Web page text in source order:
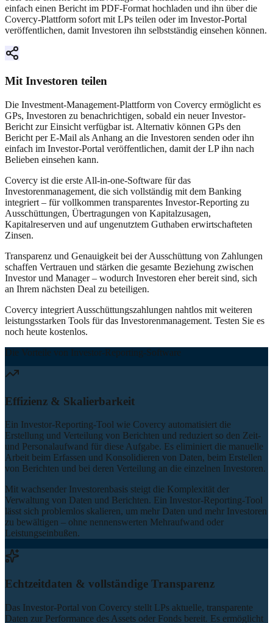
einfach einen Bericht im PDF-Format hochladen und ihn über die
Covercy-Plattform sofort mit LPs teilen oder im Investor-Portal
veröffentlichen, damit Investoren ihn selbstständig einsehen können.
Mit Investoren teilen
Die Investment-Management-Plattform von Covercy ermöglicht es
GPs, Investoren zu benachrichtigen, sobald ein neuer Investor-
Bericht zur Einsicht verfügbar ist. Alternativ können GPs den
Bericht per E-Mail als Anhang an die Investoren senden oder ihn
einfach im Investor-Portal veröffentlichen, damit der LP ihn nach
Belieben einsehen kann.
Covercy ist die erste All-in-one-Software für das
Investorenmanagement, die sich vollständig mit dem Banking
integriert – für vollkommen transparentes Investor-Reporting zu
Ausschüttungen, Übertragungen von Kapitalzusagen,
Kapitalreserven und auf ungenutztem Guthaben erwirtschafteten
Zinsen.
Transparenz und Genauigkeit bei der Ausschüttung von Zahlungen
schaffen Vertrauen und stärken die gesamte Beziehung zwischen
Investor und Manager – wodurch Investoren eher bereit sind, sich
an Ihrem nächsten Deal zu beteiligen.
Covercy integriert Ausschüttungszahlungen nahtlos mit weiteren
leistungsstarken Tools für das Investorenmanagement. Testen Sie es
noch heute kostenlos.
Die Vorteile von Investor-Reporting-Software
Effizienz & Skalierbarkeit
Ein Investor-Reporting-Tool wie Covercy automatisiert die
Erstellung und Verteilung von Berichten und reduziert so den Zeit-
und Personalaufwand für diese Aufgabe. Es eliminiert die manuelle
Arbeit beim Erfassen und Konsolidieren von Daten, beim Erstellen
von Berichten und bei deren Verteilung an die einzelnen Investoren.
Mit wachsender Investorenbasis steigt die Komplexität der
Verwaltung von Daten und Berichten. Ein Investor-Reporting-Tool
lässt sich problemlos skalieren, um mehr Daten und mehr Investoren
zu bewältigen – ohne nennenswerten Mehraufwand oder
Leistungseinbußen.
Echtzeitdaten & vollständige Transparenz
Das Investor-Portal von Covercy stellt LPs aktuelle, transparente
Daten zur Performance des Assets oder Fonds bereit. Es ermöglicht